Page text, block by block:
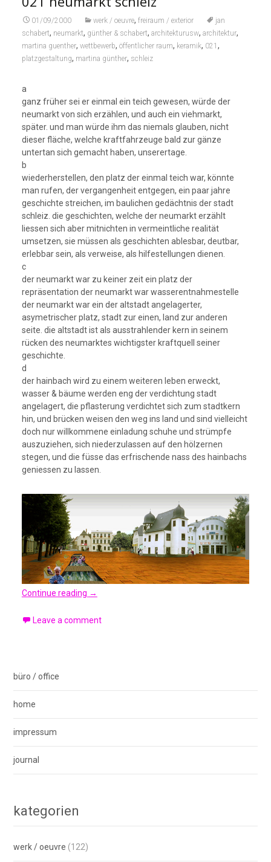
01/09/2000 werk / oeuvre, freiraum / exterior
jan
schabert, neumarkt, günther & schabert, architekturusw, architektur,
martina guenther, wettbewerb, öffentlicher raum, keramik, 021 ,
platzgestaltung, martina günther, schleiz
a
ganz früher sei er einmal ein teich gewesen, würde der
neumarkt von sich erzählen, und auch ein viehmarkt,
später. und man würde ihm das niemals glauben, nicht
dieser fläche, welche kraftfahrzeuge bald zur gänze
untertan sich gemacht haben, unserertage.
b
wiederherstellen, den platz der einmal teich war, könnte
man rufen, der vergangenheit entgegen, ein paar jahre
geschichte streichen, im baulichen gedächtnis der stadt
schleiz. die geschichten, welche der neumarkt erzählt
liessen sich aber mitnichten in vermeintliche realität
umsetzen, sie müssen als geschichten ablesbar, deutbar,
erlebbar sein, als verweise, als hilfestellungen dienen.
c
der neumarkt war zu keiner zeit ein platz der
repräsentation der neumarkt war wasserentnahmestelle
der neumarkt war ein der altstadt angelagerter,
asymetrischer platz, stadt zur einen, land zur anderen
seite. die altstadt ist als ausstrahlender kern in seinem
rücken des neumarktes wichtigster kraftquell seiner
geschichte.
d
der hainbach wird zu einem weiteren leben erweckt,
wasser & bäume werden eng der verdichtung stadt
angelagert, die pflasterung verdichtet sich zum stadtkern
hin, und brücken weisen den weg ins land und sind vielleicht
doch nur willkommene einladung schuhe und strümpfe
auszuziehen, sich niederzulassen auf den hölzernen
stegen, und die füsse das erfrischende nass des hainbachs
geniessen zu lassen.
Continue reading →
Leave a comment
büro / office
home
impressum
journal
kategorien
werk / oeuvre (122)